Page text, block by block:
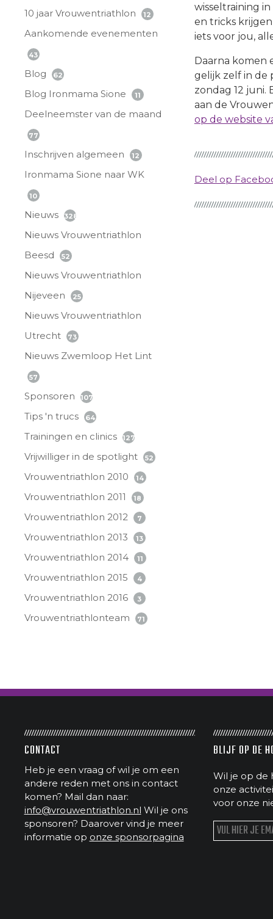
10 jaar Vrouwentriathlon 12
Aankomende evenementen
43
Blog 62
Blog Ironmama Sione 11
Deelneemster van de maand
77
Inschrijven algemeen 12
Ironmama Sione naar WK
10
Nieuws 328
Nieuws Vrouwentriathlon
Beesd
52
Nieuws Vrouwentriathlon
Nijeveen
25
Nieuws Vrouwentriathlon
Utrecht
73
Nieuws Zwemloop Het Lint
57
Sponsoren 107
Tips 'n trucs 64
Trainingen en clinics 127
Vrijwilliger in de spotlight 52
Vrouwentriathlon 2010 14
Vrouwentriathlon 2011 18
Vrouwentriathlon 2012 7
Vrouwentriathlon 2013 13
Vrouwentriathlon 2014 11
Vrouwentriathlon 2015 4
Vrouwentriathlon 2016 3
Vrouwentriathlonteam 71
wisseltraining
en tricks
iets voor jou,
Daarna komen
gelijk zelf in de
zondag 12
aan de
op de website
Deel op
CONTACT
Heb je een vraag of wil je om een
andere reden met ons in contact
komen? Mail dan naar:
info@vrouwentriathlon.nl Wil je ons
sponsoren? Daarover vind je meer
informatie op onze sponsorpagina
BLIJF OP DE
Wil je op de
onze
voor onze